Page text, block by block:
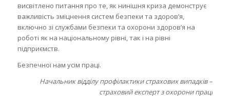
висвітлено питання про те, як нинішня криза демонструє
важливість зміцнення систем безпеки та здоров’я,
включно зі службами безпеки та охорони здоров’я на
роботі як на національному рівні, так і на рівні
підприємств.
Безпечної нам усім праці.
Начальник відділу профілактики страхових випадків –
страховий експерт з охорони праці